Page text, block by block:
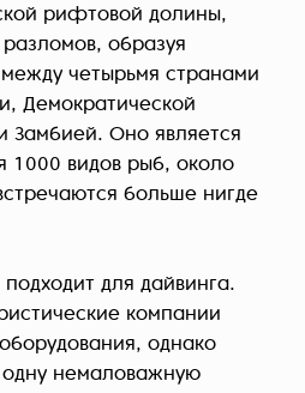
рифтовой долины,
образуя
четырьмя странами
Демократической
Замбией. Оно является
1000 видов рыб, около
больше нигде
для дайвинга.
компании
однако
одну немаловажную